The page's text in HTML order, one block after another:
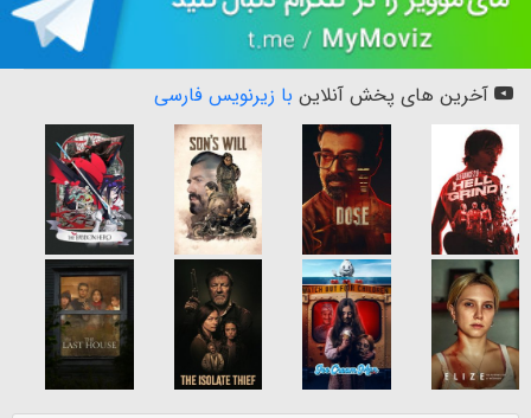
آخرین های پخش آنلاین با زیرنویس فارسی